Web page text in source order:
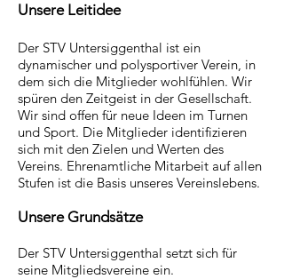
Unsere Leitidee
Der STV Untersiggenthal ist ein
dynamischer und polysportiver Verein, in
dem sich die Mitglieder wohlfühlen. Wir
spüren den Zeitgeist in der Gesellschaft.
Wir sind offen für neue Ideen im Turnen
und Sport. Die Mitglieder identifizieren
sich mit den Zielen und Werten des
Vereins. Ehrenamtliche Mitarbeit auf allen
Stufen ist die Basis unseres Vereinslebens.
Unsere Grundsätze
Der STV Untersiggenthal setzt sich für
seine Mitgliedsvereine ein.